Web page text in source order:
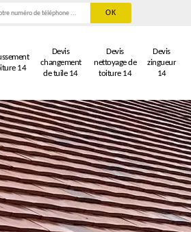
14
Devis
changement
de tuile 14
Devis
nettoyage de
toiture 14
Devis
zingueur
14